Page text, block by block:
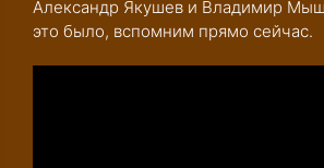
Александр Якушев и Владимир
это было, вспомним прямо сейчас.